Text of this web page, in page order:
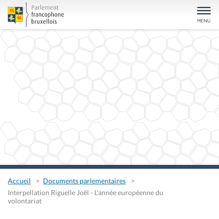
Accueil
Documents parlementaires
Interpellation Riguelle Joël - L'année européenne du
volontariat